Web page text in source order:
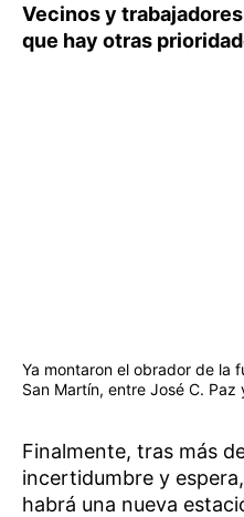
Vecinos y
que hay otras
Ya montaron el obrador de la
San Martín, entre José C. Paz
Finalmente, tras más
incertidumbre y
habrá una nueva